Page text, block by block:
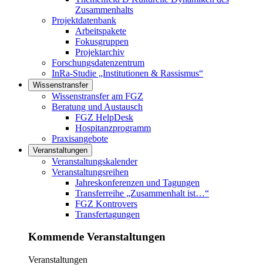
Zusammenhalts
Projektdatenbank
Arbeitspakete
Fokusgruppen
Projektarchiv
Forschungsdatenzentrum
InRa-Studie „Institutionen & Rassismus“
Wissenstransfer
Links in diesem Bereich anzeigen
Wissenstransfer am FGZ
Beratung und Austausch
FGZ HelpDesk
Hospitanzprogramm
Praxisangebote
Veranstaltungen
Links in diesem Bereich anzeigen
Veranstaltungskalender
Veranstaltungsreihen
Jahreskonferenzen und Tagungen
Transferreihe „Zusammenhalt ist…“
FGZ Kontrovers
Transfertagungen
Kommende Veranstaltungen
Veranstaltungen